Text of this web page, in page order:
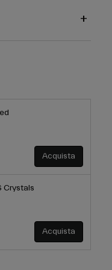
Acquista
Crystals
Acquista